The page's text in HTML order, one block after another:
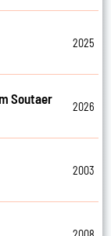
2025
Soutaer
2026
2003